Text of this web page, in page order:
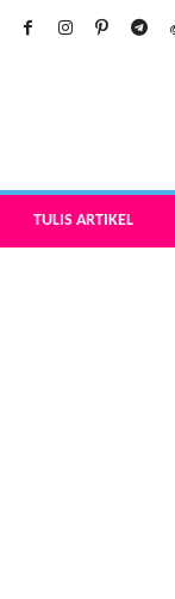
TULIS ARTIKEL